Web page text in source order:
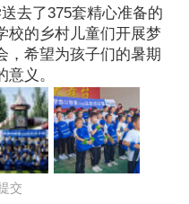
去了375套精心准备的
校的乡村儿童们开展梦
，希望为孩子们的暑期
义。
交